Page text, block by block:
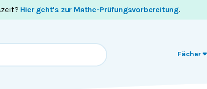
Hier geht's zur Mathe-Prüfungsvorbereitung.
Fächer